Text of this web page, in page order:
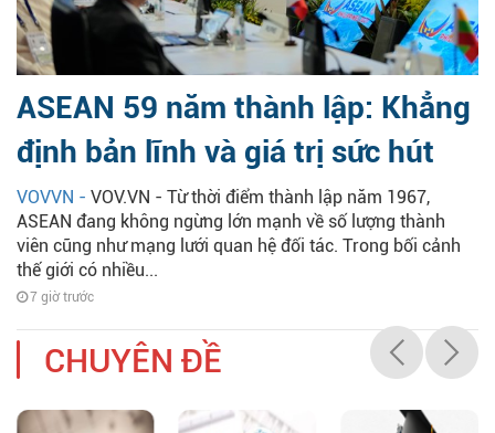
ASEAN 59 năm thành lập: Khẳng
định bản lĩnh và giá trị sức hút
VOVVN - VOV.VN - Từ thời điểm thành lập năm 1967,
ASEAN đang không ngừng lớn mạnh về số lượng thành
viên cũng như mạng lưới quan hệ đối tác. Trong bối cảnh
thế giới có nhiều...
7 giờ trước
CHUYÊN ĐỀ